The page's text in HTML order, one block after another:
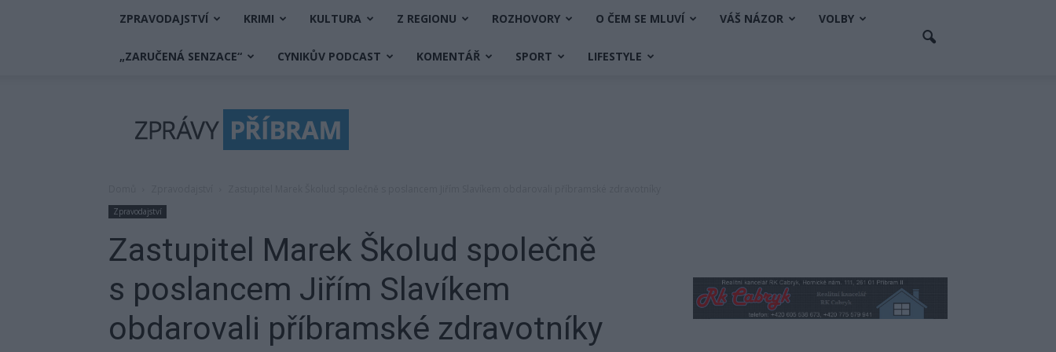
ZPRAVODAJSTVÍ KRIMI KULTURA Z REGIONU ROZHOVORY O ČEM SE MLUVÍ VÁŠ NÁZOR VOLBY
„ZARUČENÁ SENZACE“ CYNIKŮV PODCAST KOMENTÁŘ SPORT LIFESTYLE
Příbram
Zpravodajství
Zastupitel Marek Školud společně
s poslancem Jiřím Slavíkem
obdarovali příbramské zdravotníky